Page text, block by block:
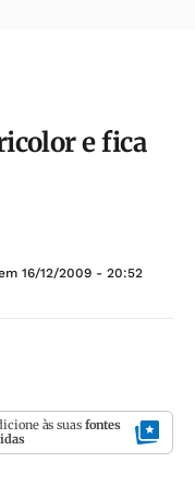
e fica
16/12/2009 - 20:52
às suas fontes